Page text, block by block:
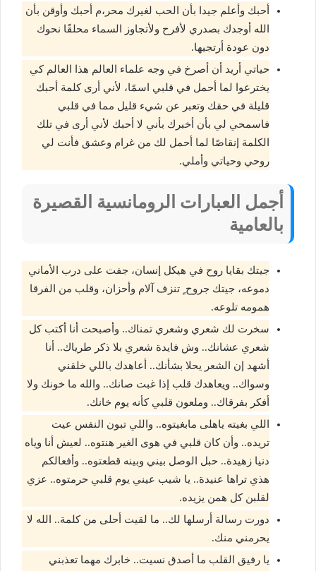
أحبك وأعلم جيدا بأن الحب لغيرك محر،م أحبك وأوقن بأن
الله أوجدك بصدري لأفرح ولأتجاوز السماء محلقًا نحوك
دون عودة أرتجيها.
حياتي أريد أن أصرخ في وجه علماء العالم هذا العالم كي
يخترعوا لما أحمل في قلبي اسمًا، لأني أرى كلمة أحبك
قليلة في حقك وتعبر عن شيء قليل مما في قلبي
فاسمحي لي بأن أخبرك بأني لا أحبك لأني أرى في تلك
الكلمة إنقاصًا لما أحمل لك من غرام وعشق فأنت لي
روحي وحياتي وأملي.
أجمل العبارات الرومانسية القصيرة
بالعامية
جيتك بقايا روح في هيكل إنسان، جفت على درب الأماني
دموعه، جيتك جروح ٍ تنزف آلام وأحزان، وقلب من الفرقا
همومه تلوعه.
سخرت لك شعري وشعري تمناك.. وأصبحت أنا أكتب كل
شعري عشانك.. وش فايدة شعري بلا ذكر طرياك.. أنا
أشهد إن الشعر يحلا بشأنك.. أعاهدك باللي خلقني
وسواك.. ويعاهدك قلب إذا غبت صانك.. والله ما خونك ولا
أفكر بفرقاك.. وملعون قلبي كأنه يوم خانك.
اللي بغيته ياهلى مابغيتوه.. واللي تبون النفس عيت
تريده.. وأن كان قلبي في هوى الغير هنتوه.. لعيش أنا وياه
دنيا زهيدة.. حبل الوصل بيني وبينه قطعتوه.. وأفعالكم
هذي تراها عنيدة.. يا شيب عيني يوم قلبي حرمتوه.. عزي
لقلبن كل همن يزيده.
دورت رسالة أرسلها لك.. ما لقيت أحلى من كلمة.. الله لا
يحرمني منك.
يا رفيق القلب ما أصدق نسيت.. خابرك مهما تعذبني